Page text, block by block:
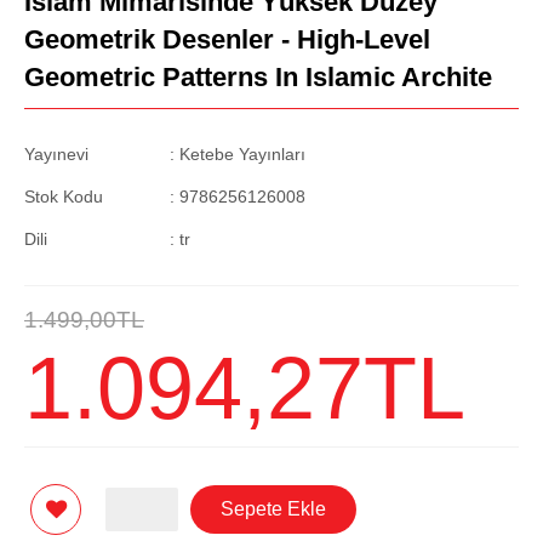
Geometrik Desenler - High-Level
Geometric Patterns In Islamic Archite
Yayınevi : Ketebe Yayınları
Stok Kodu : 9786256126008
Dili : tr
1.499,00TL
1.094,27TL
Sepete Ekle